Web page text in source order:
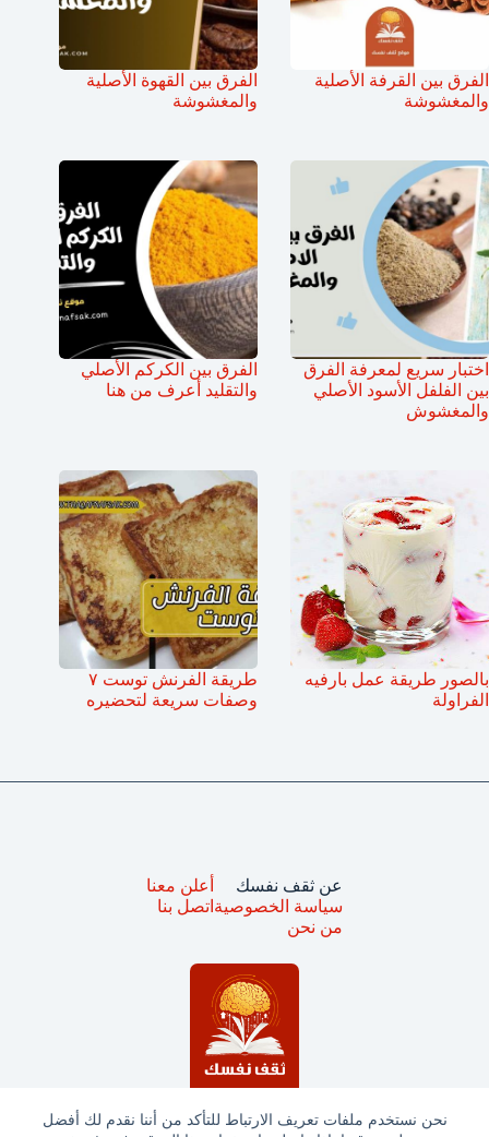
نحن نستخدم ملفات تعريف الارتباط للتأكد من أننا نقدم لك أفضل
الفرق بين القرفة الأصلية
والمغشوشة
الفرق بين القهوة الأصلية
والمغشوشة
اختبار سريع لمعرفة الفرق
بين الفلفل الأسود الأصلي
والمغشوش
الفرق بين الكركم الأصلي
والتقليد أعرف من هنا
بالصور طريقة عمل بارفيه
الفراولة
طريقة الفرنش توست ٧
وصفات سريعة لتحضيره
عن ثقف نفسك
سياسة الخصوصية
من نحن
أعلن معنا
اتصل بنا